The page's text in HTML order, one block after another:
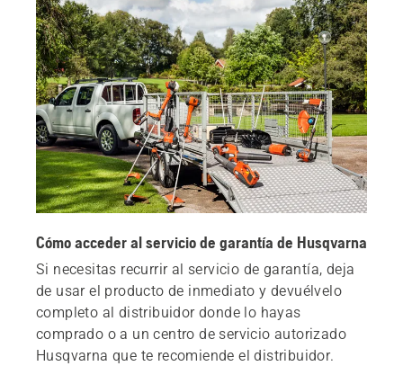
Cómo acceder al servicio de garantía de Husqvarna
Si necesitas recurrir al servicio de garantía, deja
de usar el producto de inmediato y devuélvelo
completo al distribuidor donde lo hayas
comprado o a un centro de servicio autorizado
Husqvarna que te recomiende el distribuidor.